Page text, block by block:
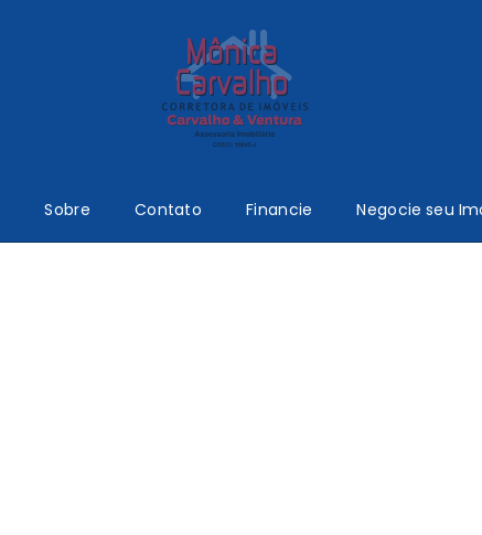
Sobre Contato Financie Negocie seu